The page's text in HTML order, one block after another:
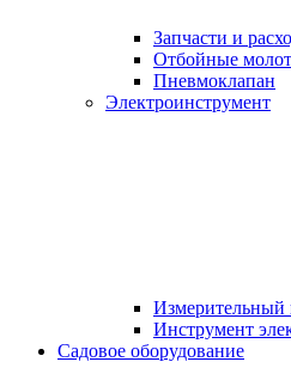
Запчасти и
Отбойные
Пневмоклапан
Электроинструмент
Измерительный
Инструмент
Садовое оборудование